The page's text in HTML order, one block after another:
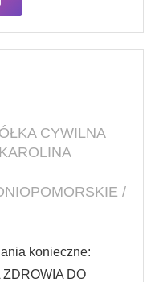
CYWILNA
/
konieczne:
DO